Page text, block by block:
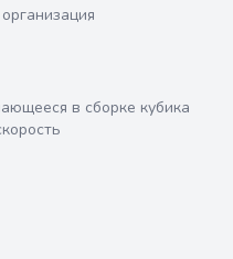
в сборке кубика